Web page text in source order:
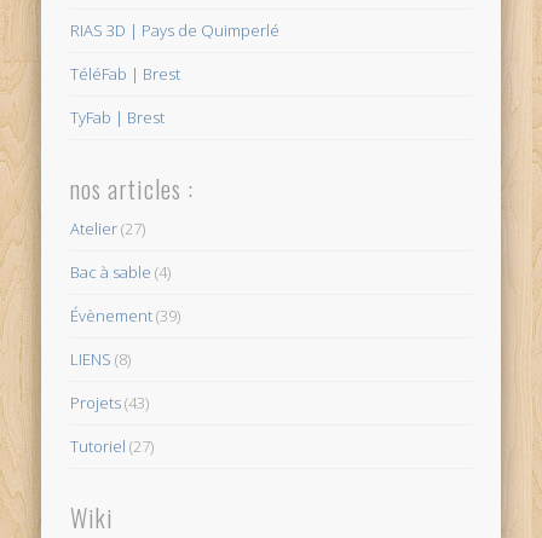
RIAS 3D | Pays de Quimperlé
TéléFab | Brest
TyFab | Brest
nos articles :
Atelier(27)
Bac à sable (4)
Évènement(39)
LIENS (8)
Projets(43)
Tutoriel (27)
Wiki